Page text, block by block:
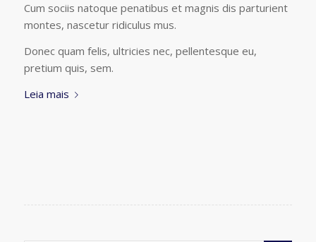
Cum sociis natoque penatibus et magnis dis parturient
montes, nascetur ridiculus mus.
Donec quam felis, ultricies nec, pellentesque eu,
pretium quis, sem.
Leia mais